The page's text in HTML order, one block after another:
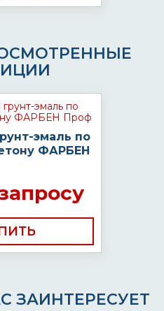
эмаль по
ФАРБЕН
ЗАИНТЕРЕСУЕТ